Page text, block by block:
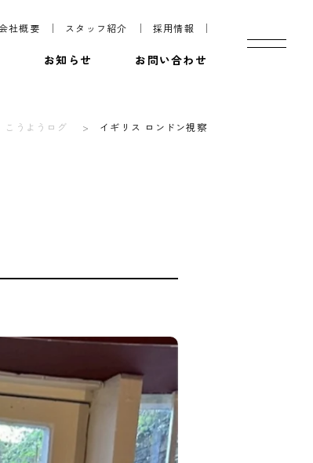
社概要 スタッフ紹介 採用情報
お知らせ お問い合わせ
こうようログ イギリス ロンドン視察